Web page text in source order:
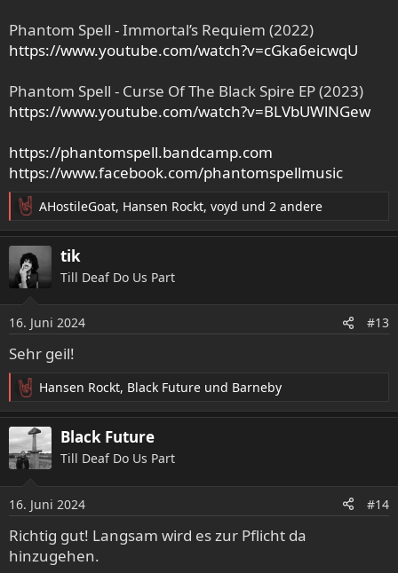
Phantom Spell - Immortal’s Requiem (2022)
https://www.youtube.com/watch?v=cGka6eicwqU
Phantom Spell - Curse Of The Black Spire EP (2023)
https://www.youtube.com/watch?v=BLVbUWlNGew
https://phantomspell.bandcamp.com
https://www.facebook.com/phantomspellmusic
R
e
a
k
t
n
e
n
AHostileGoat, Hansen Rockt, voyd und 2 andere
tik
Till Deaf Do Us Part
16. Juni 2024 #13
Sehr geil!
R
e
a
k
t
n
e
n
:
Hansen Rockt, Black Future und Barneby
Black Future
Till Deaf Do Us Part
16. Juni 2024 #14
Richtig gut! Langsam wird es zur Pflicht da
hinzugehen.